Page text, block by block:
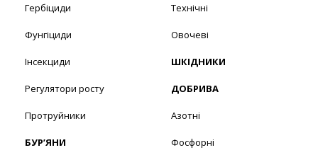
Гербіциди
Фунгіциди
Інсекциди
Регулятори росту
Протруйники
БУР’ЯНИ
Технічні
Овочеві
ШКІДНИКИ
ДОБРИВА
Азотні
Фосфорні